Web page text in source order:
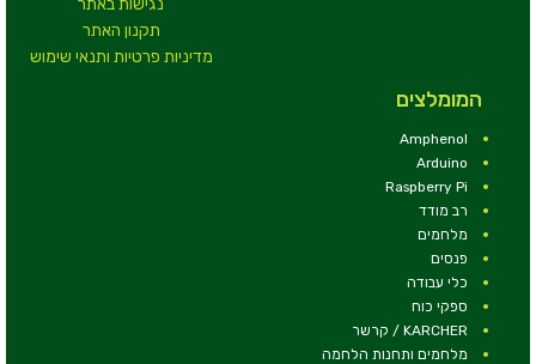
תקנון האתר
מדיניות פרטיות ותנאי שימוש
המומלצים
Amphenol
Arduino
Raspberry Pi
רב מודד
מלחמים
פנסים
כלי עבודה
ספקי כוח
KARCHER / קרשר
מלחמים ותחנות הלחמה